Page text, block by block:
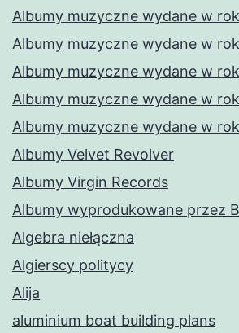
Albumy muzyczne wydane w
Albumy muzyczne wydane w
Albumy muzyczne wydane w
Albumy muzyczne wydane w
Albumy muzyczne wydane w
Albumy Velvet Revolver
Albumy Virgin Records
Albumy wyprodukowane przez
Algebra niełączna
Algierscy politycy
Alija
aluminium boat building plans